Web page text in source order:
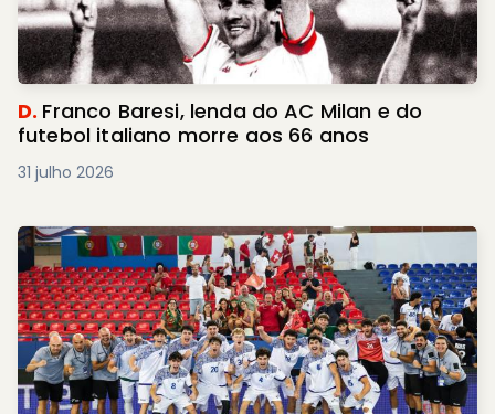
D. Franco Baresi, lenda do AC Milan e do
futebol italiano morre aos 66 anos
31 julho 2026